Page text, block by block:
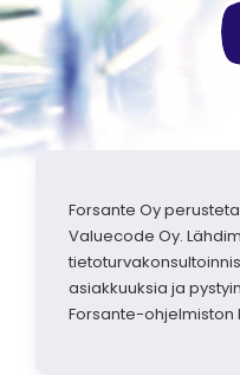
Forsante Oy
Valuecode Oy.
asiakkuuksia ja
Forsante-ohjelmiston